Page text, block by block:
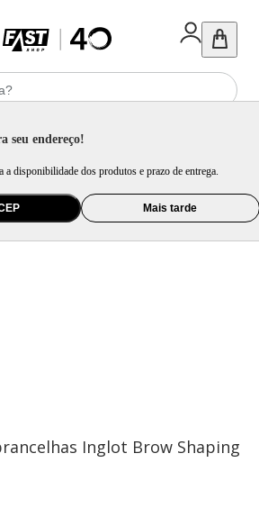
seu endereço!
a disponibilidade dos produtos e prazo de entrega.
Mais tarde
Inglot Brow Shaping